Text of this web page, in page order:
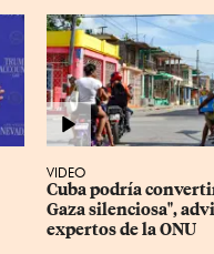
VIDEO
Cuba podría
Gaza silenciosa",
expertos de la ONU